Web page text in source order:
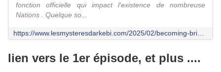
fonction officielle qui impact l'existence de nombreuse
Nations . Quelque so...
lien vers le 1er épisode, et plus ....